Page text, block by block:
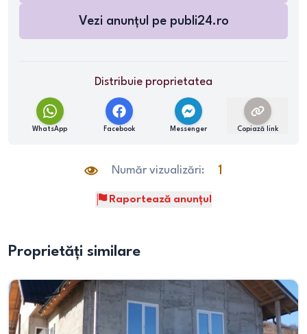
Vezi anunțul pe publi24.ro
Distribuie proprietatea
WhatsApp Facebook Messenger Copiază link
Număr vizualizări: 1
Raportează anunțul
Proprietăți similare